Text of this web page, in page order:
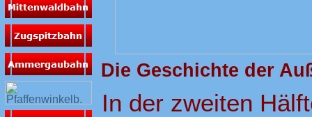
Die Geschichte der
In der zweiten